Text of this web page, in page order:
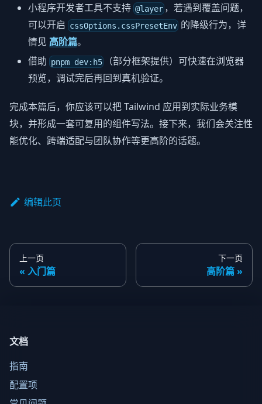
小程序开发者工具不支持 @layer ，若遇到覆盖问题，
可以开启 cssOptions.cssPresetEnv 的降级行为，详
情见 高阶篇。
借助 pnpm dev:h5
（部分框架提供）可快速在浏览器
预览，调试完后再回到真机验证。
完成本篇后，你应该可以把 Tailwind 应用到实际业务模
块，并形成一套可复用的组件写法。接下来，我们会关注性
能优化、跨端适配与团队协作等更高阶的话题。
编辑此页
上一页
入门篇
下一页
高阶篇
文档
指南
配置项